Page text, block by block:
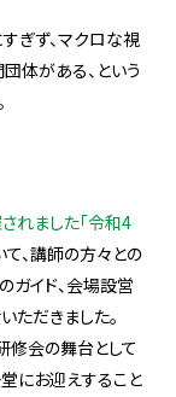
ぎず、マクロな視
体がある、という
れました「令和4
て、講師の方々との
ガイド、会場設営
ただきました。
会の舞台として
にお迎えすること